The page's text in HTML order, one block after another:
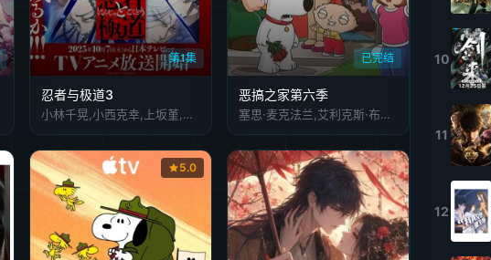
第1集
忍者与极道3
小林千晃,小西克幸,上坂堇,森川智之,小野贤章,东内真理子,三瓶雄树,町山芹菜,太田健介,金元寿子,大塚芳忠,内田雄马,花泽香菜,古川慎,安元洋贵,井口裕香,间宫康弘,子安武人,杉田智和,楠大典,能登麻美子
已完结
恶搞之家第六季
塞思·麦克法兰,艾利克斯·布诺斯町
5.0
10
11
12